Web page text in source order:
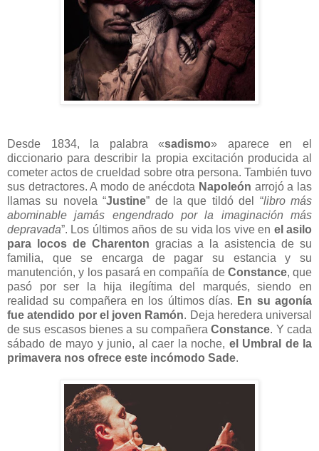
Desde 1834, la palabra «sadismo» aparece en el
diccionario para describir la propia excitación producida al
cometer actos de crueldad sobre otra persona. También tuvo
sus detractores. A modo de anécdota Napoleón arrojó a las
llamas su novela “Justine” de la que tildó del “libro más
abominable jamás engendrado por la imaginación más
depravada”. Los últimos años de su vida los vive en el asilo
para locos de Charenton gracias a la asistencia de su
familia, que se encarga de pagar su estancia y su
manutención, y los pasará en compañía de Constance, que
pasó por ser la hija ilegítima del marqués, siendo en
realidad su compañera en los últimos días. En su agonía
fue atendido por el joven Ramón. Deja heredera universal
de sus escasos bienes a su compañeraConstance. Y cada
sábado de mayo y junio, al caer la noche, el Umbral de la
primavera nos ofrece este incómodo Sade.